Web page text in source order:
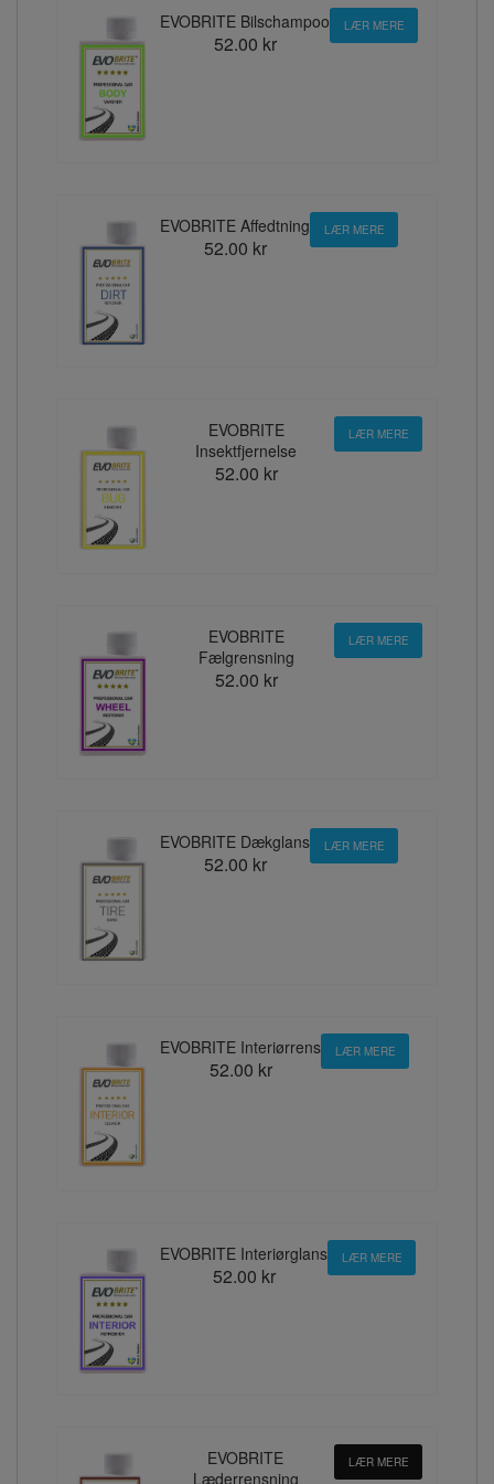
EVOBRITE Bilschampoo
52.00 kr
LÆR MERE
EVOBRITE Affedtning
52.00 kr
LÆR MERE
EVOBRITE
Insektfjernelse
52.00 kr
LÆR MERE
EVOBRITE
Fælgrensning
52.00 kr
LÆR MERE
EVOBRITE Dækglans
52.00 kr
LÆR MERE
EVOBRITE Interiørrens
52.00 kr
LÆR MERE
EVOBRITE Interiørglans
52.00 kr
LÆR MERE
EVOBRITE
Læderrensning
LÆR MERE